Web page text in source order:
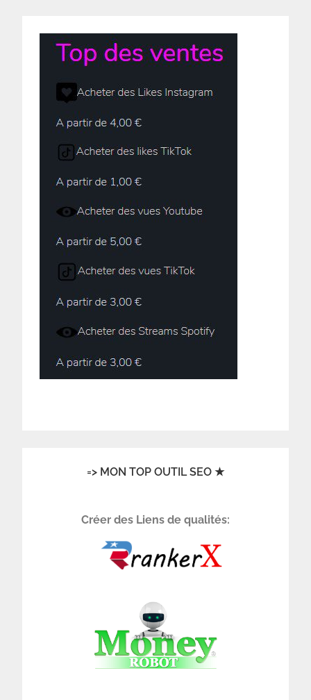
=> MON TOP OUTIL SEO ★
Créer des Liens de qualités: